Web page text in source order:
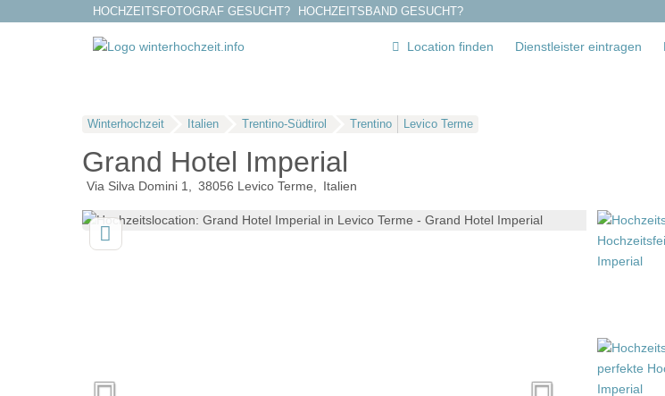
HOCHZEITSFOTOGRAF GESUCHT? HOCHZEITSBAND GESUCHT?
Location finden Dienstleister eintragen
Winterhochzeit Italien Trentino-Südtirol Trentino Levico Terme
Grand Hotel Imperial
Via Silva Domini 1 38056 Levico Terme Italien